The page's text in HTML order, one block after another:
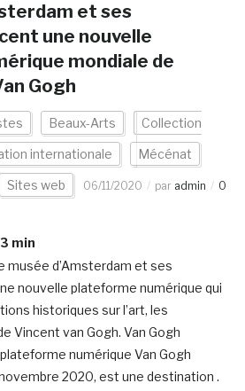
et ses
une nouvelle
mondiale de
Gogh
Beaux-Arts Collection
internationale Mécénat
Sites web 06/11/2020 par admin
0
3 min
musée d’Amsterdam et ses
nouvelle plateforme numérique qui
historiques sur l’art, les
Vincent van Gogh. Van Gogh
numérique Van Gogh
2020, est une destination .